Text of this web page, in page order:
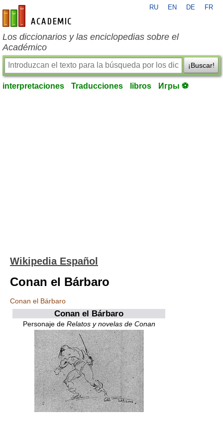
es-academic.com
RU EN DE FR
Los diccionarios y las enciclopedias sobre el
Académico
¡Buscar!
interpretaciones Traducciones libros Игры ⚽
Wikipedia Español
Conan el Bárbaro
Conan el Bárbaro
Conan el Bárbaro
Personaje de Relatos y novelas de Conan